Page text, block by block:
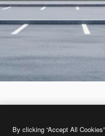
By clicking “Accept All